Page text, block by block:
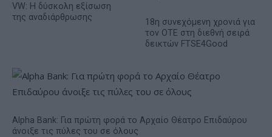
VW: Η δύσκολη εξίσωση
της αναδιάρθρωσης
18η συνεχόμενη χρονιά για
τον ΟΤΕ στη διεθνή σειρά
δεικτών FTSE4Good
Alpha Bank: Για πρώτη φορά το Αρχαίο Θέατρο Επιδαύρου
άνοιξε τις πύλες του σε όλους